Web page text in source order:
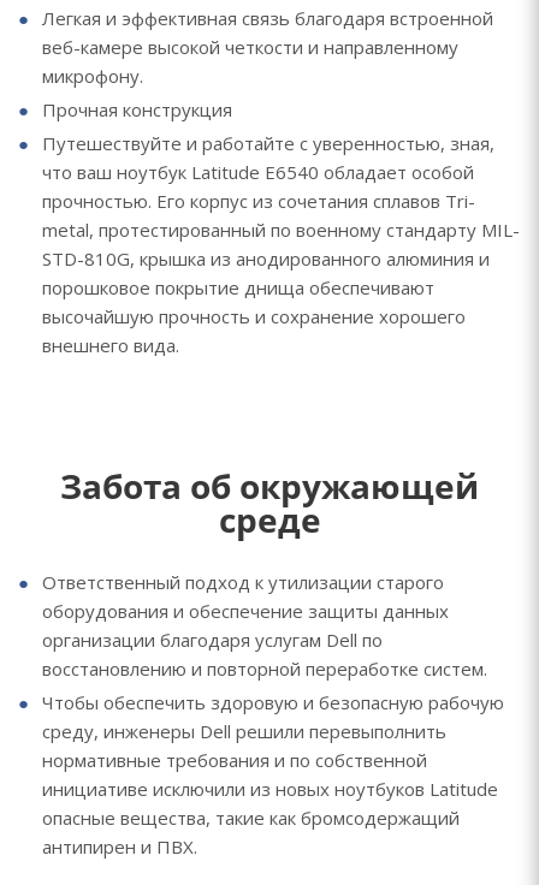
Легкая и эффективная связь благодаря встроенной
веб-камере высокой четкости и направленному
микрофону.
Прочная конструкция
Путешествуйте и работайте с уверенностью, зная,
что ваш ноутбук Latitude E6540 обладает особой
прочностью. Его корпус из сочетания сплавов Tri-
metal, протестированный по военному стандарту MIL-
STD-810G, крышка из анодированного алюминия и
порошковое покрытие днища обеспечивают
высочайшую прочность и сохранение хорошего
внешнего вида.
Забота об окружающей
среде
Ответственный подход к утилизации старого
оборудования и обеспечение защиты данных
организации благодаря услугам Dell по
восстановлению и повторной переработке систем.
Чтобы обеспечить здоровую и безопасную рабочую
среду, инженеры Dell решили перевыполнить
нормативные требования и по собственной
инициативе исключили из новых ноутбуков Latitude
опасные вещества, такие как бромсодержащий
антипирен и ПВХ.